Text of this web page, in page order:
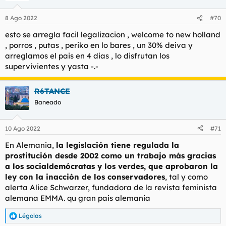
como la de los camioneros canadienses.
No follar, no comer carne, no viajar, no conducir, no tener
posesiones materiales (digitalización en lo cultural y
monetario, y machacar la economía para no poder comprar
inmuebles), no tener familia (promover el divorcio, ideología de
género), etc., hasta que te quedes sólo y pidas ayuda a gritos.
Entonces aparecerá el Estado, esa marioneta de los que cortan
el bacalao, y te hará dependiente de sus migajas a cambio de
toda tu libertad.
Suena a conspiranoia, pero es lo que oteo en el horizonte
Nadie se esperaba los totalitarismos de la primera mitad del
XX, y nadie se espera esto ahora.
e
:
8 Ago 2022 #70
esto se arregla facil legalizacion , welcome to new holland
, porros , putas , periko en lo bares , un 30% deiva y
arreglamos el pais en 4 dias , lo disfrutan los
supervivientes y yasta -.-
R6TANCE
Baneado
10 Ago 2022 #71
En Alemania, la legislación tiene regulada la
prostitución desde 2002 como un trabajo más gracias
a los socialdemócratas y los verdes, que aprobaron la
ley con la inacción de los conservadores, tal y como
alerta Alice Schwarzer, fundadora de la revista feminista
alemana EMMA. qu gran pais alemania
R
Légolas